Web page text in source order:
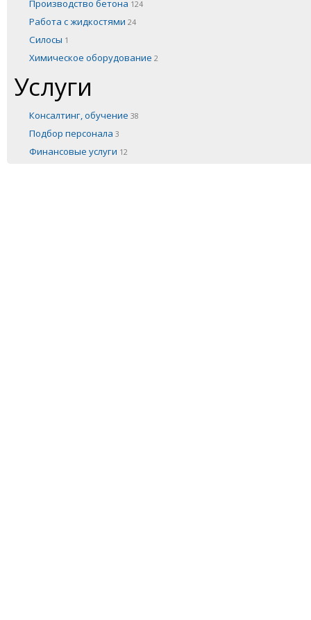
Производство бетона 124
Работа с жидкостями 24
Силосы 1
Химическое оборудование 2
Услуги
Консалтинг, обучение 38
Подбор персонала 3
Финансовые услуги 12